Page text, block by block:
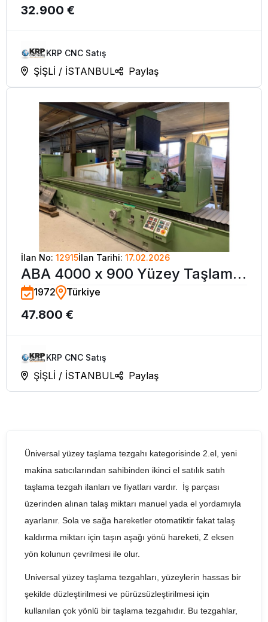
32.900 €
KRP CNC Satış
ŞİŞLİ / İSTANBUL Paylaş
İlan No: 12915İlan Tarihi: 17.02.2026
ABA 4000 x 900 Yüzey Taşlama
Tezgahı
1972 Türkiye
47.800 €
KRP CNC Satış
ŞİŞLİ / İSTANBUL Paylaş
Üniversal yüzey taşlama tezgahı kategorisinde 2.el, yeni
makina satıcılarından sahibinden ikinci el satılık satıh
taşlama tezgah ilanları ve fiyatları vardır. İş parçası
üzerinden alınan talaş miktarı manuel yada el yordamıyla
ayarlanır. Sola ve sağa hareketler otomatiktir fakat talaş
kaldırma miktarı için taşın aşağı yönü hareketi, Z eksen
yön kolunun çevrilmesi ile olur.
Universal yüzey taşlama tezgahları, yüzeylerin hassas bir
şekilde düzleştirilmesi ve pürüzsüzleştirilmesi için
kullanılan çok yönlü bir taşlama tezgahıdır. Bu tezgahlar,